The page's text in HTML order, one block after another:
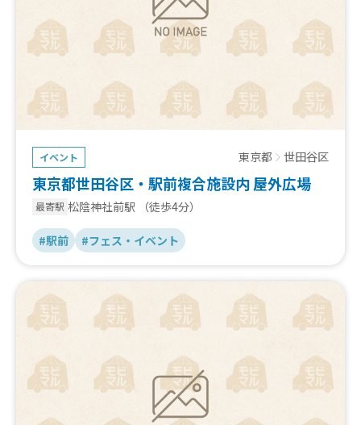
イベント 東京都 世田谷区
東京都世田谷区・駅前複合施設内 屋外広場
最寄駅 松陰神社前駅 （徒歩4分）
#駅前 #フェス・イベント